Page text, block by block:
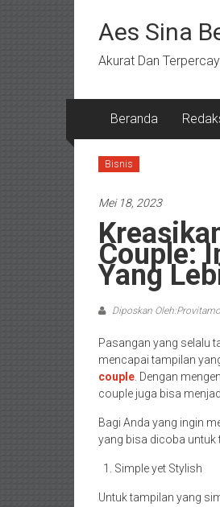
kontenAes Sina
Akurat Dan
Beranda
Bisnis
Mei 18, 2023
Couple:
Yang
Diposkan
Pasangan yang selalu
mencapai tampilan
couple . Dengan
couple juga bisa
Bagi Anda yang ingin
yang bisa dicoba untuk
Simple yet Stylish
Untuk tampilan yang